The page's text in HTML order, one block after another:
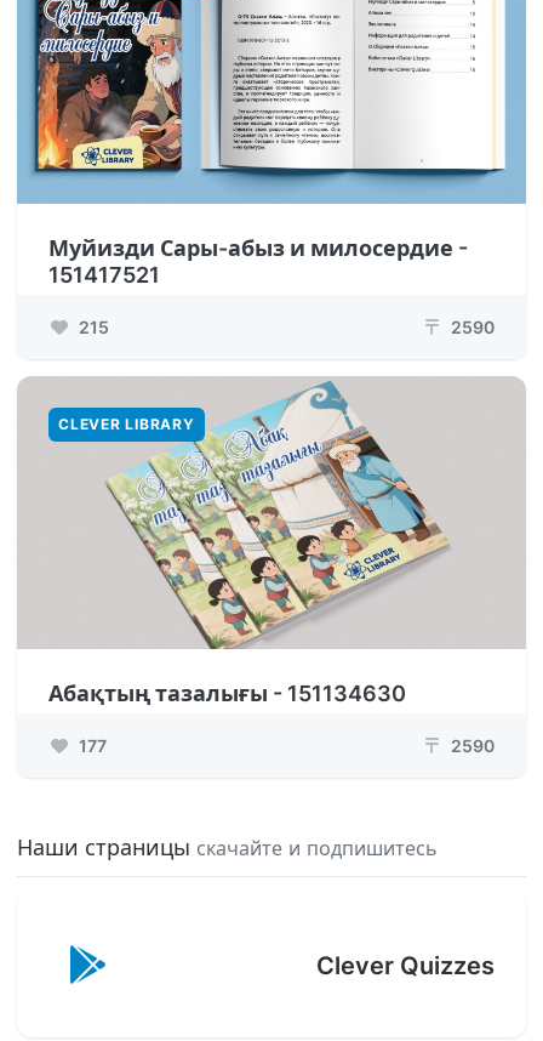
Муйизди Сары-абыз и милосердие -
151417521
215 ₸ 2590
CLEVER LIBRARY
Абақтың тазалығы - 151134630
177 ₸ 2590
Наши страницы скачайте и подпишитесь
Clever Quizzes